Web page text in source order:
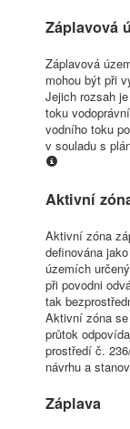
Záplavová
Záplavová
mohou být při
Jejich rozsah
toku
vodního toku
v souladu s
Aktivní
Aktivní zóna
definována
územích
při povodni
tak
Aktivní zóna
průtok
prostředí č.
návrhu a
Záplava